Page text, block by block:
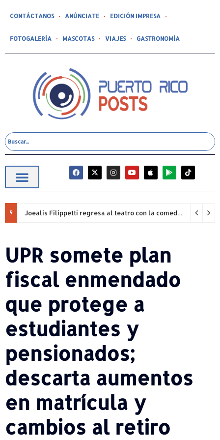
CONTÁCTANOS ANÚNCIATE EDICIÓN IMPRESA
FOTOGALERÍA MASCOTAS VIAJES GASTRONOMÍA
Joealis Filippetti regresa al teatro con la comedia “Una Cristiana Rookie… ¡Qué Papelón!”
UPR somete plan
fiscal enmendado
que protege a
estudiantes y
pensionados;
descarta aumentos
en matrícula y
cambios al retiro